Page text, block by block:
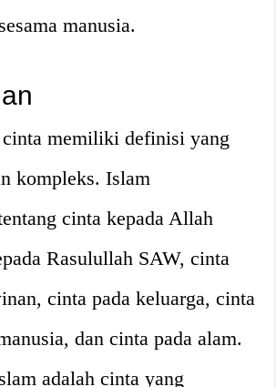
manusia.
memiliki definisi yang
kompleks. Islam
cinta kepada Allah
Rasulullah SAW, cinta
cinta pada keluarga, cinta
dan cinta pada alam.
adalah cinta yang